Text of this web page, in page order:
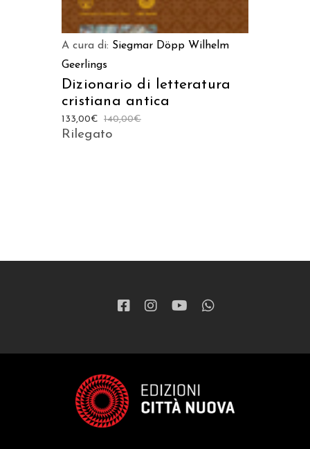
A cura di: Siegmar Döpp Wilhelm
Geerlings
Dizionario di letteratura
cristiana antica
140,00€
133,00€
Rilegato